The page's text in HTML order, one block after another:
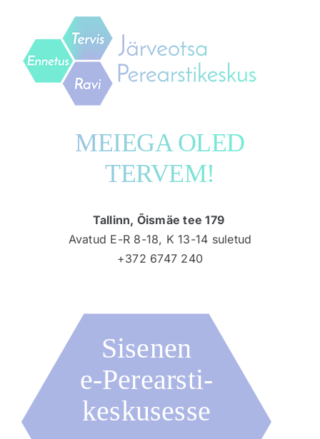
content
MEIEGA OLED
TERVEM!
Tallinn, Õismäe tee 179
Avatud E-R 8-18, K 13-14 suletud
+372 6747 240
Sisenen
e‑Perearsti-
keskusesse